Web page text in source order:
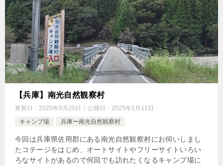
【兵庫】南光自然観察村
更新日： 2025年9月25日 公開日： 2025年1月11日
キャンプ場
兵庫ー南光自然観察村
今回は兵庫県佐用郡にある南光自然観察村にお伺いしまし
たコテージをはじめ、オートサイトやフリーサイトいろい
ろなサイトがあるので何回でも訪れたくなるキャンプ場に